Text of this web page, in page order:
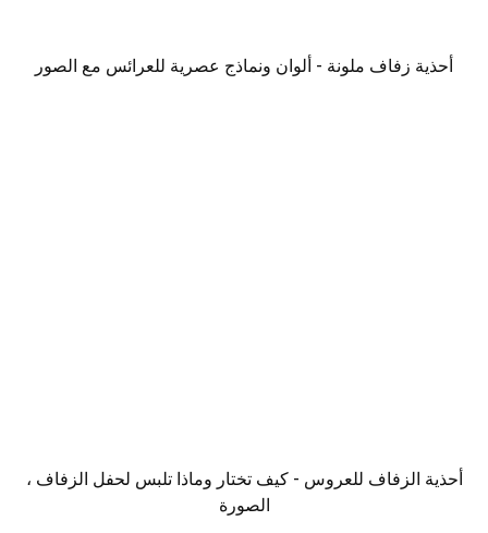
أحذية زفاف ملونة - ألوان ونماذج عصرية للعرائس مع الصور
أحذية الزفاف للعروس - كيف تختار وماذا تلبس لحفل الزفاف ،
الصورة